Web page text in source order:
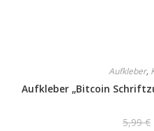
Aufkleber,
Aufkleber „Bitcoin
5,99€